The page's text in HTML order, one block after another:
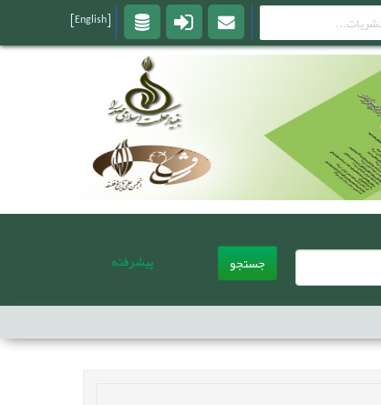
جستجو پیشرفته
[English]